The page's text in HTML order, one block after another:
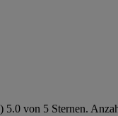
5.0 von 5 Sternen.